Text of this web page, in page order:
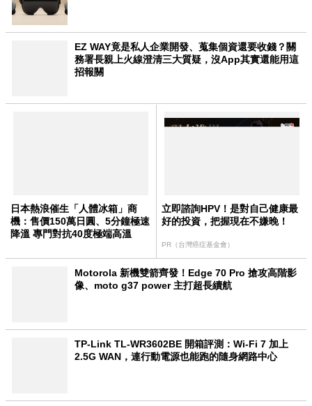
EZ WAY竟是私人企業開發、蒐集個資還要收錢？關
務署長親上火線澄清三大質疑，沒App其實還能用這
招報關
日本熱浪催生「人體冰箱」商
機：售價150萬日圓、5分鐘極速
降溫 專門對抗40度極端高溫
立即諮詢HPV！是對自己健康最
好的投資，把握現在不嫌晚！
PR（台灣癌症基金會）
Motorola 新機雙箭齊發！Edge 70 Pro 搶攻高階影
像、moto g37 power 主打超長續航
TP-Link TL-WR3602BE 開箱評測：Wi-Fi 7 加上
2.5G WAN，連行動電源也能跑的隨身網路中心